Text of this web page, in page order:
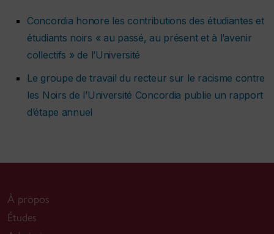
Concordia honore les contributions des étudiantes et
étudiants noirs « au passé, au présent et à l’avenir
collectifs » de l’Université
Le groupe de travail du recteur sur le racisme contre
les Noirs de l’Université Concordia publie un rapport
d’étape annuel
À propos
Études